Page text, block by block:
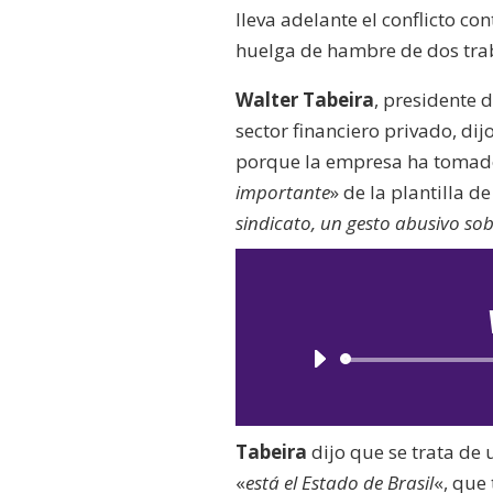
lleva adelante el conflicto
huelga de hambre de dos
Walter Tabeira, presidente
sector financiero privado,
porque la empresa ha
importante» de la plantilla
sindicato, un gesto abusivo
Tabeira dijo que se trata de
«está el Estado de Brasil«,